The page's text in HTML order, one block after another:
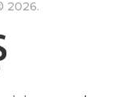
2026.